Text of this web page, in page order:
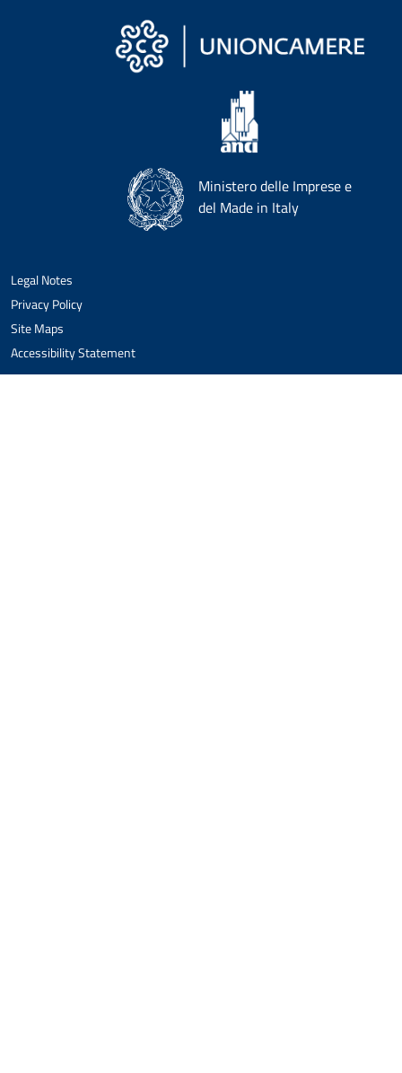
Ministero delle Imprese e
del Made in Italy
Legal Notes
Privacy Policy
Site Maps
Accessibility Statement